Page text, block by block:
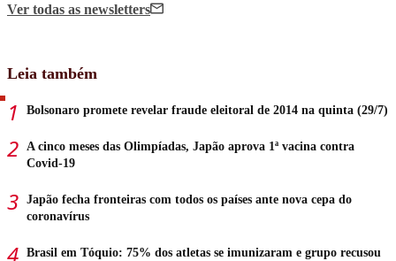
Ver todas as newsletters
Leia também
Bolsonaro promete revelar fraude eleitoral de 2014 na quinta (29/7)
A cinco meses das Olimpíadas, Japão aprova 1ª vacina contra
Covid-19
Japão fecha fronteiras com todos os países ante nova cepa do
coronavírus
Brasil em Tóquio: 75% dos atletas se imunizaram e grupo recusou